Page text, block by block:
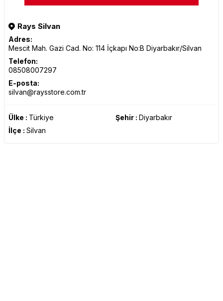
Rays Silvan
Adres:
Mescit Mah. Gazi Cad. No: 114 İçkapı No:B Diyarbakır/Silvan
Telefon:
08508007297
E-posta:
silvan@raysstore.com.tr
Ülke : Türkiye Şehir : Diyarbakır
İlçe : Silvan